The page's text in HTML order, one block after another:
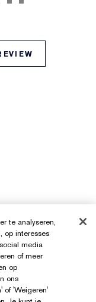
te analyseren,
op interesses
media
of meer
op
ons
of 'Weigeren'